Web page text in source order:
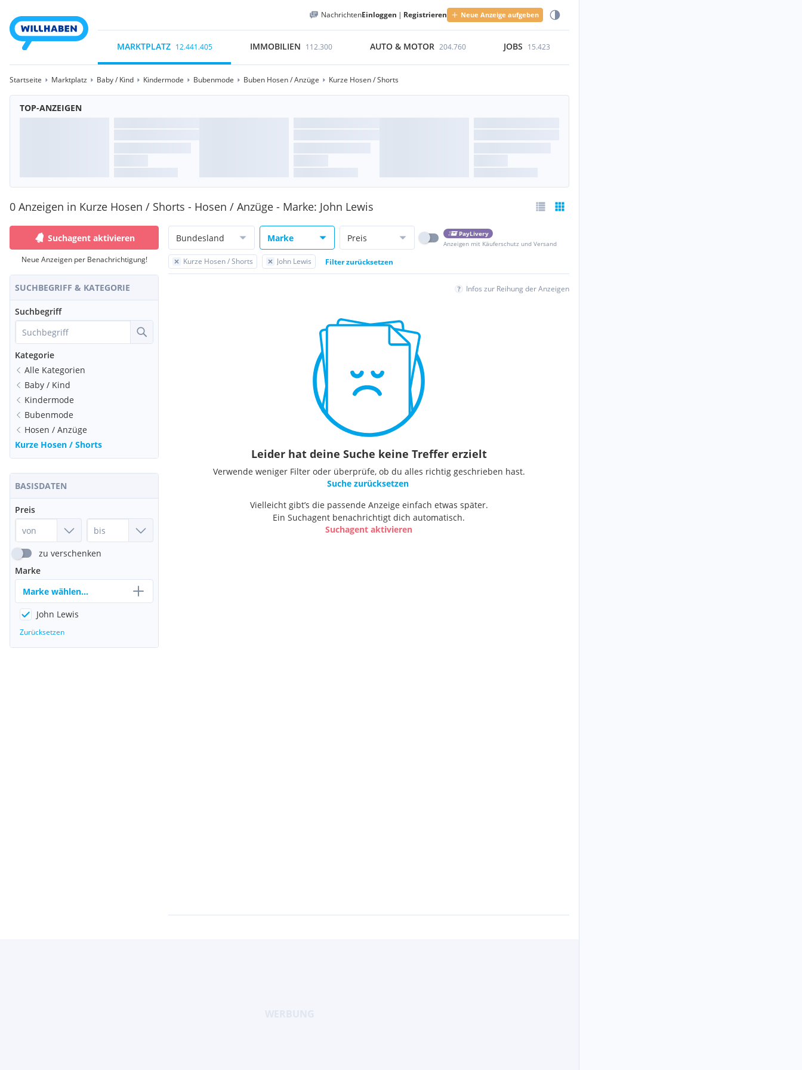
NachrichtenEinloggen | Registrieren Neue Anzeige aufgeben
MARKTPLATZ 12.441.405 IMMOBILIEN 112.300 AUTO & MOTOR 204.760 JOBS 15.423
Startseite Marktplatz Baby / Kind Kindermode Bubenmode Buben Hosen / Anzüge Kurze Hosen / Shorts
TOP-ANZEIGEN
0 Anzeigen in Kurze Hosen / Shorts - Hosen / Anzüge - Marke: John Lewis
Suchagent aktivieren
Neue Anzeigen per Benachrichtigung!
SUCHBEGRIFF & KATEGORIE
Suchbegriff
Kategorie
Alle Kategorien
Baby / Kind
Kindermode
Bubenmode
Hosen / Anzüge
Kurze Hosen / Shorts
BASISDATEN
Preis
zu verschenken
Marke
Marke wählen...
John Lewis
Zurücksetzen
Bundesland Marke Preis
PayLivery
Anzeigen mit Käuferschutz und Versand
Kurze Hosen / Shorts John Lewis Filter zurücksetzen
Infos zur Reihung der Anzeigen
Leider hat deine Suche keine Treffer erzielt
Verwende weniger Filter oder überprüfe, ob du alles richtig geschrieben hast.
Suche zurücksetzen
Vielleicht gibt’s die passende Anzeige einfach etwas später.
Ein Suchagent benachrichtigt dich automatisch.
Suchagent aktivieren